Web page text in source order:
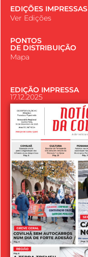
EDIÇÕES IMPRESSAS
Ver Edições
PONTOS
DE DISTRIBUIÇÃO
Mapa
EDIÇÃO IMPRESSA
17.12.2025